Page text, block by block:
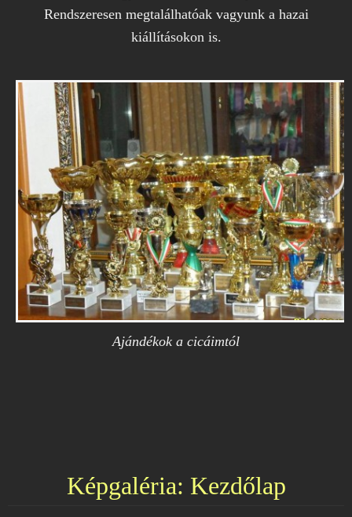
Rendszeresen megtalálhatóak vagyunk a hazai
kiállításokon is.
Ajándékok a cicáimtól
Képgaléria: Kezdőlap